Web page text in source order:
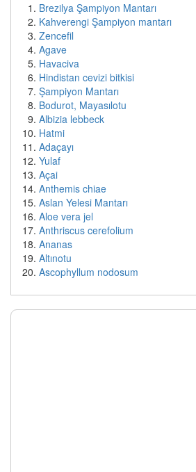
Brezilya Şampiyon Mantarı
Kahverengi Şampiyon mantarı
Zencefil
Agave
Havaciva
Hindistan cevizi bitkisi
Şampiyon Mantarı
Bodurot, Mayasılotu
Albizia lebbeck
Hatmi
Adaçayı
Yulaf
Açai
Anthemis chiae
Aslan Yelesi Mantarı
Aloe vera jel
Anthriscus cerefolium
Ananas
Altınotu
Ascophyllum nodosum